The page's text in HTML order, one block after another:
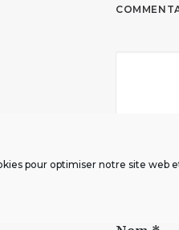
pour optimiser notre site web